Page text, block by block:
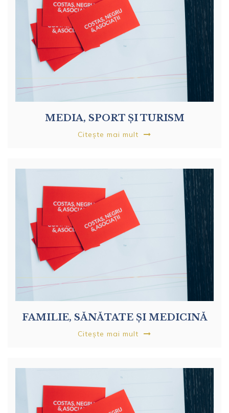
MEDIA, SPORT ȘI TURISM
Citește mai mult
FAMILIE, SĂNĂTATE ȘI MEDICINĂ
Citește mai mult